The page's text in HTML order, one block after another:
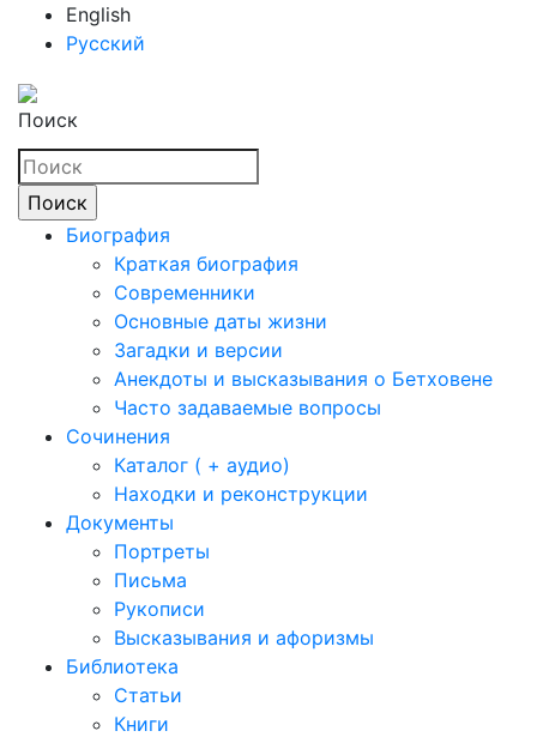
English
Русский
Поиск
Биография
Краткая биография
Современники
Основные даты жизни
Загадки и версии
Анекдоты и высказывания о Бетховене
Часто задаваемые вопросы
Сочинения
Каталог ( + аудио)
Находки и реконструкции
Документы
Портреты
Письма
Рукописи
Высказывания и афоризмы
Библиотека
Статьи
Книги